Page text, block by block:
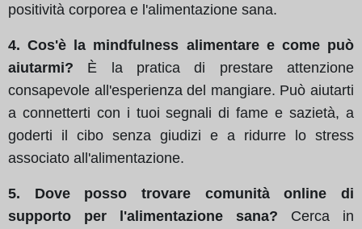
positività corporea e l'alimentazione sana.
4. Cos'è la mindfulness alimentare e come può
aiutarmi? È la pratica di prestare attenzione
consapevole all'esperienza del mangiare. Può aiutarti
a connetterti con i tuoi segnali di fame e sazietà, a
goderti il cibo senza giudizi e a ridurre lo stress
associato all'alimentazione.
5. Dove posso trovare comunità online di
supporto per l'alimentazione sana? Cerca in